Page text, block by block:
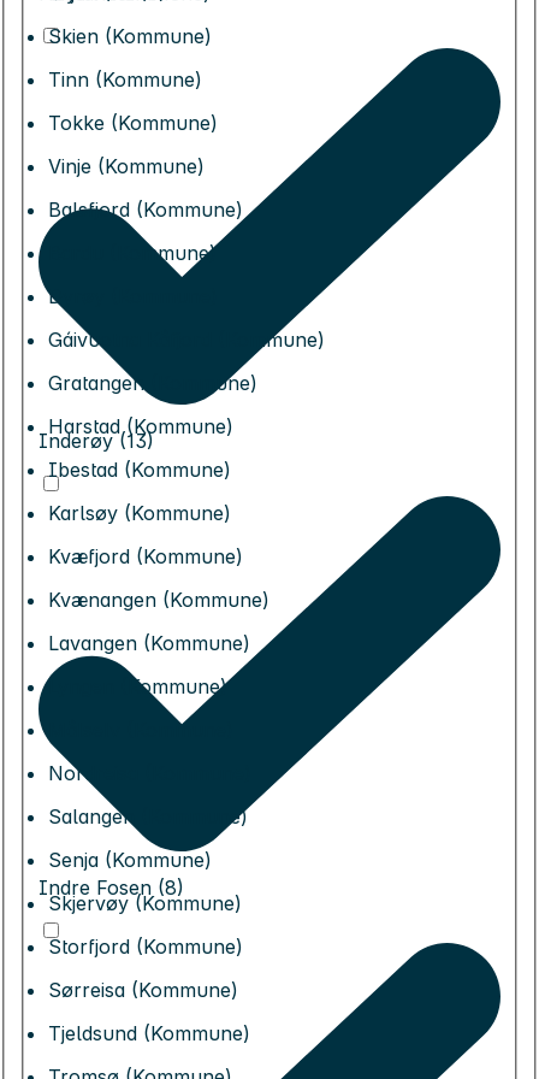
Skien (Kommune)
Tinn (Kommune)
Tokke (Kommune)
Vinje (Kommune)
Balsfjord (Kommune)
Bardu (Kommune)
Dyrøy (Kommune)
Gáivuotna Kåfjord (Kommune)
Gratangen (Kommune)
Harstad (Kommune)
Ibestad (Kommune)
Karlsøy (Kommune)
Kvæfjord (Kommune)
Kvænangen (Kommune)
Lavangen (Kommune)
Lyngen (Kommune)
Målselv (Kommune)
Nordreisa (Kommune)
Salangen (Kommune)
Senja (Kommune)
Skjervøy (Kommune)
Storfjord (Kommune)
Sørreisa (Kommune)
Tjeldsund (Kommune)
Inderøy (13)
Indre Fosen (8)